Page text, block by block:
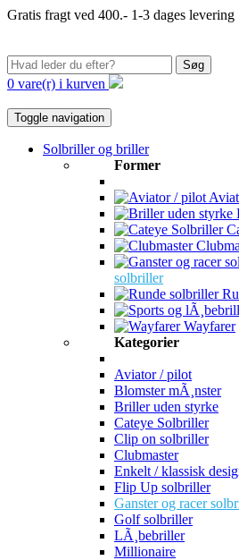
Gratis fragt ved 400.- 1-3 dages levering
Søg
0 vare(r) i kurven
Toggle navigation
Solbriller og briller
Former
solbriller
Wayfarer
Kategorier
Aviator / pilot
Blomster mÃ¸nster
Briller uden styrke
Cateye Solbriller
Clip on solbriller
Clubmaster
Enkelt / klassisk
Flip Up solbriller
Ganster og racer
Golf solbriller
LÃ¸bebriller
Millionaire